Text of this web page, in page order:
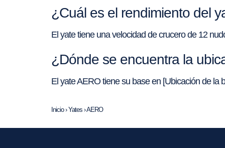
¿Cuál es el rendimiento del
El yate tiene una velocidad de crucero de 12
¿Dónde se encuentra la
El yate AERO tiene su base en [Ubicación de la
Inicio›Yates ›AERO